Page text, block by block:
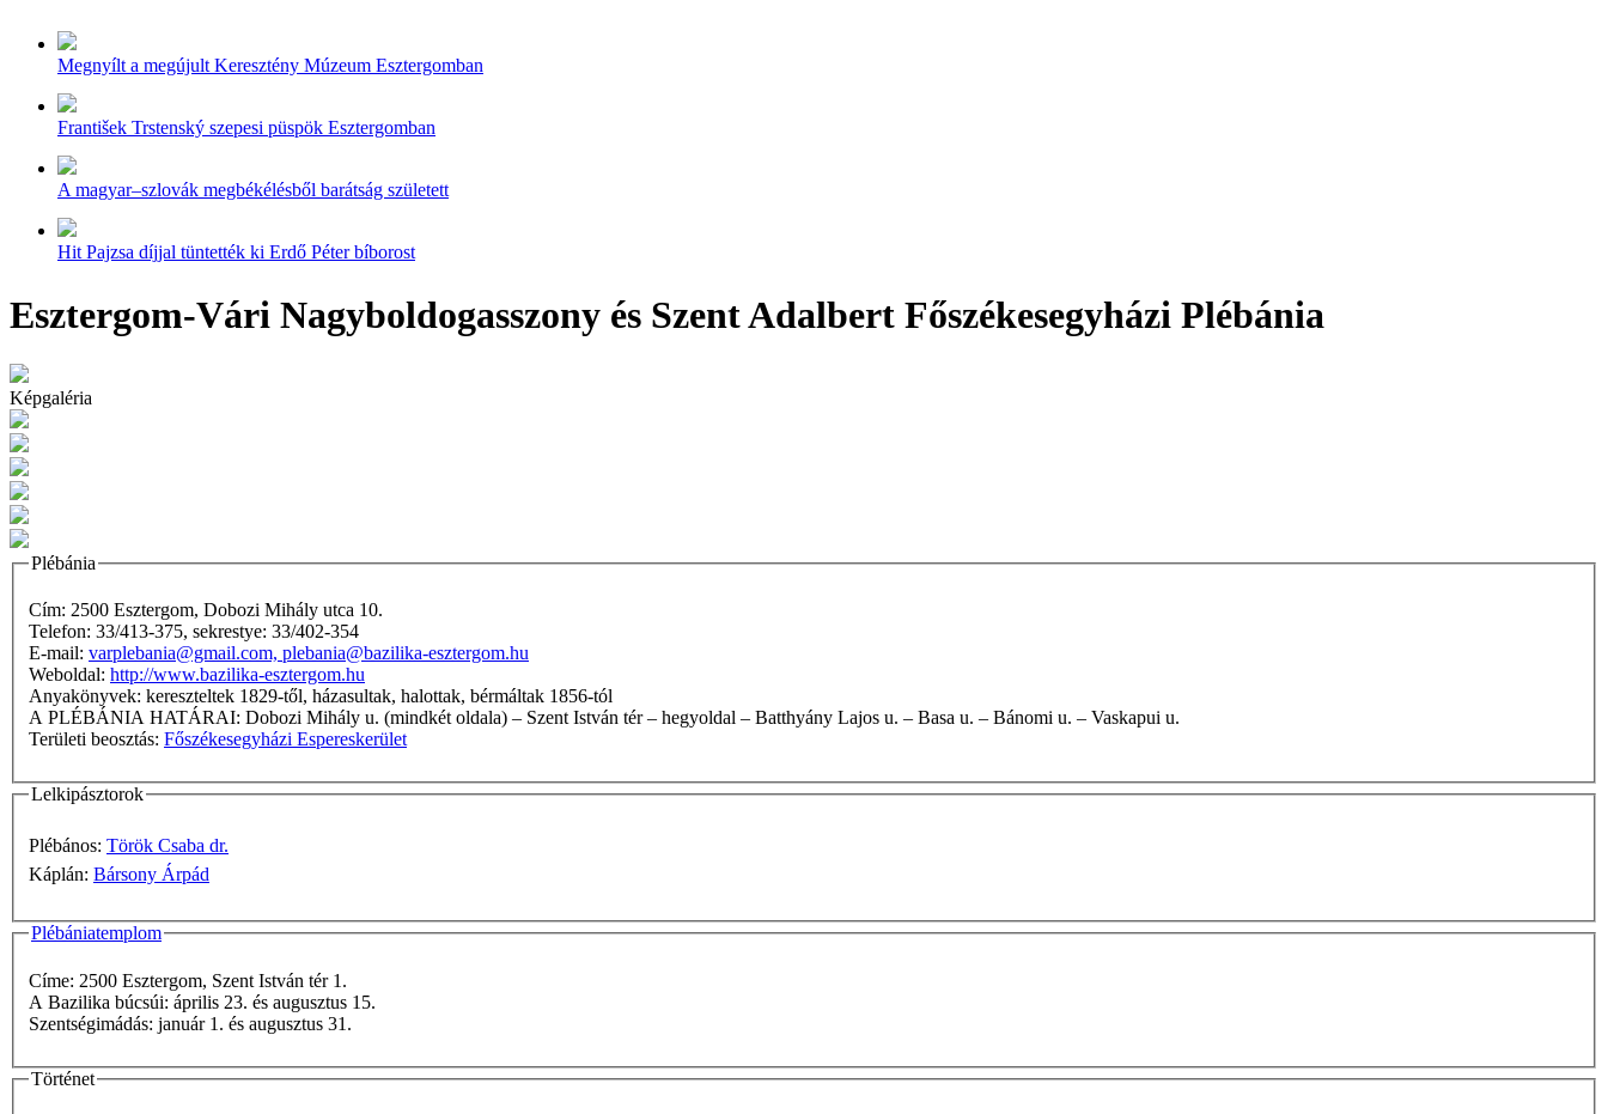
Megnyílt a megújult Keresztény Múzeum Esztergomban
František Trstenský szepesi püspök Esztergomban
A magyar–szlovák megbékélésből barátság született
Hit Pajzsa díjjal tüntették ki Erdő Péter bíborost
Esztergom-Vári Nagyboldogasszony és Szent Adalbert Főszékesegyházi Plébánia
Képgaléria
Plébánia
Cím: 2500 Esztergom, Dobozi Mihály utca 10.
Telefon: 33/413-375, sekrestye: 33/402-354
E-mail: varplebania@gmail.com, plebania@bazilika-esztergom.hu
Weboldal: http://www.bazilika-esztergom.hu
Anyakönyvek: kereszteltek 1829-től, házasultak, halottak, bérmáltak 1856-tól
A PLÉBÁNIA HATÁRAI: Dobozi Mihály u. (mindkét oldala) – Szent István tér – hegyoldal – Batthyány Lajos u. – Basa u. – Bánomi u. – Vaskapui u.
Területi beosztás: Főszékesegyházi Espereskerület
Lelkipásztorok
Plébános: Török Csaba dr.
Káplán: Bársony Árpád
Plébániatemplom
Címe: 2500 Esztergom, Szent István tér 1.
A Bazilika búcsúi: április 23. és augusztus 15.
Szentségimádás: január 1. és augusztus 31.
Történet